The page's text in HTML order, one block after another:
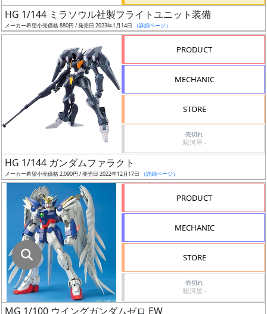
舗
安
値
ボ
ッ
ス
HG 1/144 ミラソウル社製フライトユニット装備
メーカー希望小売価格 880円 / 発売日 2023年1月14日 （詳細ページ）
PRODUCT
MECHANIC
STORE
売切れ
駿河屋 -
HG 1/144 ガンダムファラクト
メーカー希望小売価格 2,090円 / 発売日 2022年12月17日 （詳細ページ）
PRODUCT
MECHANIC
STORE
売切れ
駿河屋 -
MG 1/100 ウイングガンダムゼロ EW